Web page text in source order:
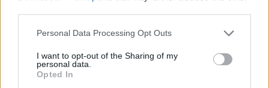
Personal Data Processing Opt Outs
I want to opt-out of the Sharing of my
personal data.
Opted In